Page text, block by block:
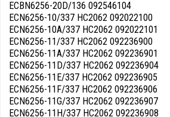
ECBN6256-20D/136 092546104
ECN6256-10/337 HC2062 092022100
ECN6256-10A/337 HC2062 092022101
ECN6256-11/337 HC2062 092236900
ECN6256-11A/337 HC2062 092236901
ECN6256-11D/337 HC2062 092236904
ECN6256-11E/337 HC2062 092236905
ECN6256-11F/337 HC2062 092236906
ECN6256-11G/337 HC2062 092236907
ECN6256-11H/337 HC2062 092236908